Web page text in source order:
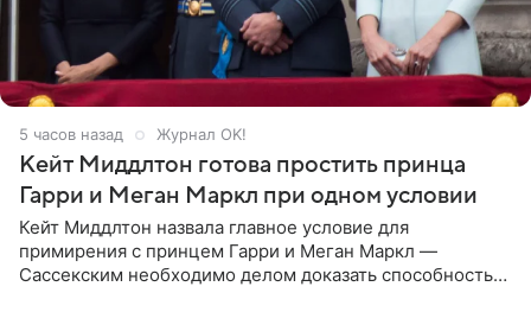
5 часов назад Журнал OK!
Кейт Миддлтон готова простить принца
Гарри и Меган Маркл при одном условии
Кейт Миддлтон назвала главное условие для
примирения с принцем Гарри и Меган Маркл —
Сассекским необходимо делом доказать способность